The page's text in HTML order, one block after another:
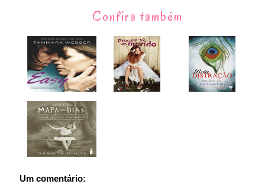
Confira também
Um comentário: